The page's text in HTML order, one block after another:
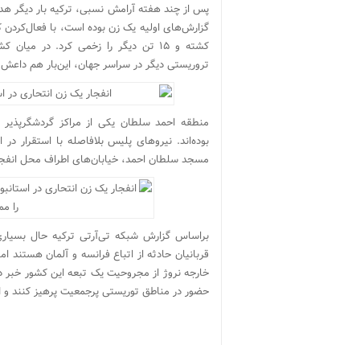
پس از چند هفته آرامش نسبی، ترکیه بار دیگر
کشته و ۱۵ تن دیگر را زخمی کرد.
تروریستی دیگر در سراسر جهان، این‌بار هم
منطقه احمد سلطان یکی از مراکز
بوده‌اند. نیروهای پلیس بلافاصله با
مسجد سلطان احمد، خیابان‌های اطراف محل
براساس گزارش شبکه تی‌آرتی ترکیه حال
قربانیان حادثه از اتباع فرانسه و آلمان
خارجه نروژ از مجروحیت یک تبعه این کشور
حضور در مناطق توریستی پرجمعیت پرهیز کنند و